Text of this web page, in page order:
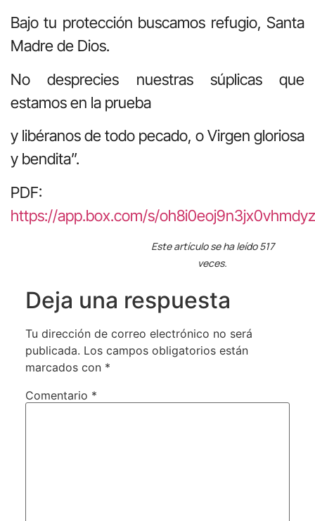
Bajo tu protección buscamos refugio, Santa
Madre de Dios.
No desprecies nuestras súplicas que
estamos en la prueba
y libéranos de todo pecado, o Virgen gloriosa
y bendita”.
PDF:
https://app.box.com/s/
Este artículo se ha leído 517
veces.
Deja una respuesta
Tu dirección de correo electrónico no será
publicada. Los campos obligatorios están
marcados con *
Comentario *